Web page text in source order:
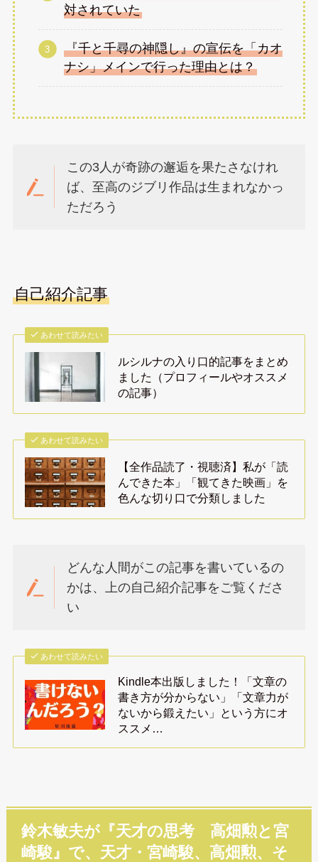
対されていた
『千と千尋の神隠し』の宣伝を「カオ
ナシ」メインで行った理由とは？
この3人が奇跡の邂逅を果たさなけれ
ば、至高のジブリ作品は生まれなかっ
ただろう
自己紹介記事
あわせて読みたい
ルシルナの入り口的記事をまとめ
ました（プロフィールやオススメ
の記事）
あわせて読みたい
【全作品読了・視聴済】私が「読
んできた本」「観てきた映画」を
色んな切り口で分類しました
どんな人間がこの記事を書いているの
かは、上の自己紹介記事をご覧くださ
い
あわせて読みたい
Kindle本出版しました！「文章の
書き方が分からない」「文章力が
ないから鍛えたい」という方にオ
ススメ…
鈴木敏夫が『天才の思考 高畑勲と宮
崎駿』で、天才・宮崎駿、高畑勲、そ